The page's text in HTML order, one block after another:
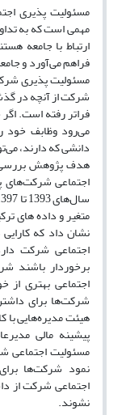
مسئولیت پذیری
مهمی است که به
ارتباط با جامعه
فراهم می‌آورد و
مسئولیت پذیری
شرکت از آنچه در
فراتر رفته است.
می‌رود وظابف خود
دانشی که دارند،
هدف پژوهش بررسی
اجتماعی شرکت‌های
متغیر و داده های
نشان داد که
اجتماعی شرکت
برخوردار باشند
اجتماعی بهتری
شرکت‌ها برای
هیئت مدیره‌هایی با
پیشینه مالی
مسئولیت اجتماعی
نمود شرکت‌ها
اجتماعی شرکت از
نشوند.